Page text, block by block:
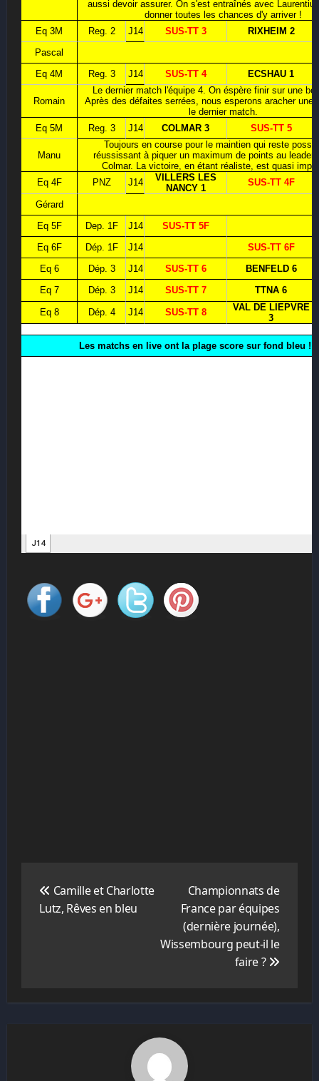
l’article
Camille et Charlotte
Lutz, Rêves en bleu
Championnats de
France par équipes
(dernière journée),
Wissembourg peut-il le
faire ?